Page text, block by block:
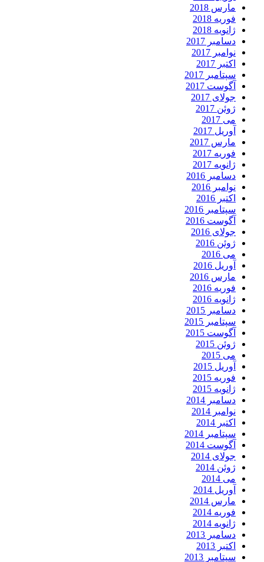
مارس 2018
فوریه 2018
ژانویه 2018
دسامبر 2017
نوامبر 2017
اکتبر 2017
سپتامبر 2017
آگوست 2017
جولای 2017
ژوئن 2017
می 2017
آوریل 2017
مارس 2017
فوریه 2017
ژانویه 2017
دسامبر 2016
نوامبر 2016
اکتبر 2016
سپتامبر 2016
آگوست 2016
جولای 2016
ژوئن 2016
می 2016
آوریل 2016
مارس 2016
فوریه 2016
ژانویه 2016
دسامبر 2015
سپتامبر 2015
آگوست 2015
ژوئن 2015
می 2015
آوریل 2015
فوریه 2015
ژانویه 2015
دسامبر 2014
نوامبر 2014
اکتبر 2014
سپتامبر 2014
آگوست 2014
جولای 2014
ژوئن 2014
می 2014
آوریل 2014
مارس 2014
فوریه 2014
ژانویه 2014
دسامبر 2013
اکتبر 2013
سپتامبر 2013